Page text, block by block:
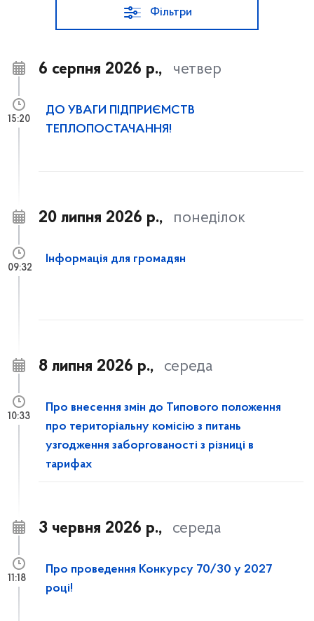
Фільтри
6 серпня 2026 р., четвер
ДО УВАГИ ПІДПРИЄМСТВ
ТЕПЛОПОСТАЧАННЯ!
15:20
20 липня 2026 р., понеділок
Інформація для громадян
09:32
8 липня 2026 р., середа
Про внесення змін до Типового положення
про територіальну комісію з питань
узгодження заборгованості з різниці в
тарифах
10:33
3 червня 2026 р., середа
Про проведення Конкурсу 70/30 у 2027
році!
11:18